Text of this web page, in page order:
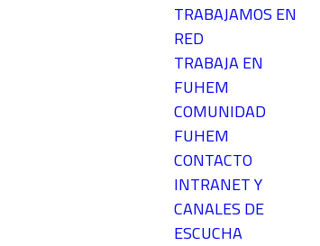
TRABAJAMOS EN
RED
TRABAJA EN
FUHEM
COMUNIDAD
FUHEM
CONTACTO
INTRANET Y
CANALES DE
ESCUCHA